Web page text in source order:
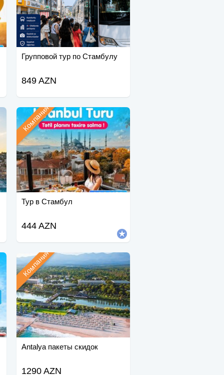
Групповой тур по Стамбулу
849 AZN
Тур в Стамбул
Компания
444 AZN
Antalya пакеты скидок
Компания
1290 AZN